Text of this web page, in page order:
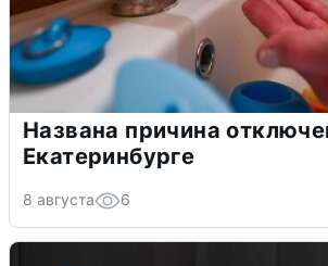
Названа причина
Екатеринбурге
8 августа 6